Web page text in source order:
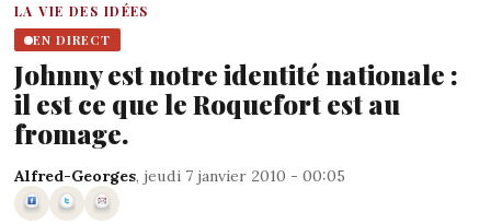
LA VIE DES IDÉES
EN DIRECT
Johnny est notre identité nationale :
il est ce que le Roquefort est au
fromage.
Alfred-Georges, jeudi 7 janvier 2010 - 00:05